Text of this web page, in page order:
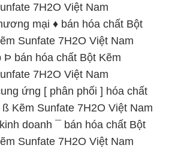
7H2O Việt Nam
mại ♦ bán hóa chất Bột
Sunfate 7H2O Việt Nam
bán hóa chất Bột Kẽm
7H2O Việt Nam
ứng [ phân phối ] hóa chất
Kẽm Sunfate 7H2O Việt Nam
doanh ¯ bán hóa chất Bột
Sunfate 7H2O Việt Nam